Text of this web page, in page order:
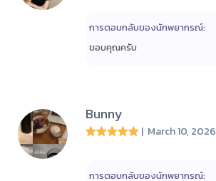
การตอบกลับของนักพยากรณ์:
ขอบคุณครับ
Bunny
| March 10, 2026
การตอบกลับของนักพยากรณ์: